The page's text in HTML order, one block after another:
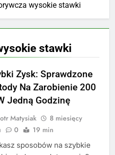
wysokie stawki
stawki
Zysk: Sprawdzone
Na Zarobienie 200
Jedną Godzinę
Matysiak
8 miesięcy
0 19 min
sposobów na szybkie